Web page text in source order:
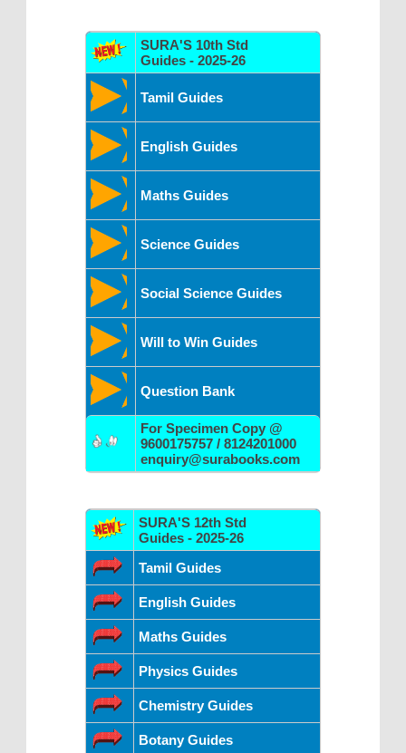
SURA'S 10th Std
Guides - 2025-26
Tamil Guides
English Guides
Maths Guides
Science Guides
Social Science Guides
Will to Win Guides
Question Bank
For Specimen Copy @
9600175757 / 8124201000
enquiry@surabooks.com
SURA'S 12th Std
Guides - 2025-26
Tamil Guides
English Guides
Maths Guides
Physics Guides
Chemistry Guides
Botany Guides